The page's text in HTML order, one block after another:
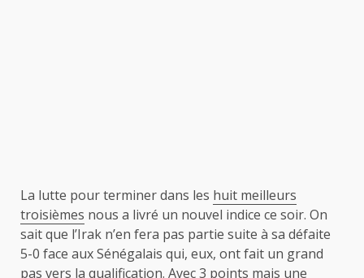
La lutte pour terminer dans les huit meilleurs
troisièmes nous a livré un nouvel indice ce soir. On
sait que l’Irak n’en fera pas partie suite à sa défaite
5-0 face aux Sénégalais qui, eux, ont fait un grand
pas vers la qualification. Avec 3 points mais une